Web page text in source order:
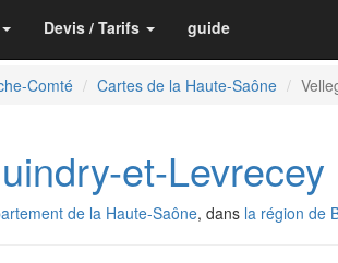
Devis / Tarifs guide
Comté Cartes de la Haute-Saône
et-Levrecey
de la Haute-Saône, dans la région de